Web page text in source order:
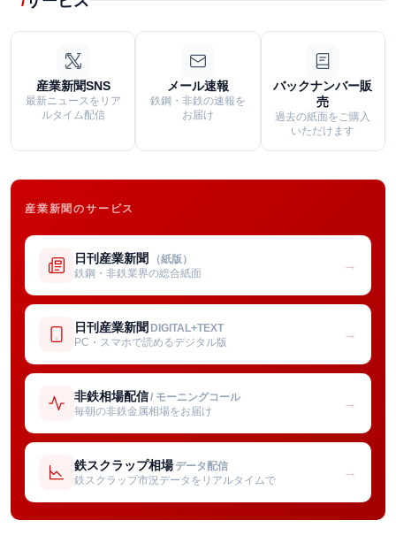
産業新聞SNS
最新ニュースをリア
ルタイム配信
メール速報
鉄鋼・非鉄の速報を
お届け
バックナンバー販
売
過去の紙面をご購入
いただけます
産業新聞のサービス
日刊産業新聞 （紙版）
鉄鋼・非鉄業界の総合紙面
→
日刊産業新聞 DIGITAL+TEXT
PC・スマホで読めるデジタル版
→
非鉄相場配信/ モーニングコール
毎朝の非鉄金属相場をお届け
→
鉄スクラップ相場 データ配信
鉄スクラップ市況データをリアルタイムで
→